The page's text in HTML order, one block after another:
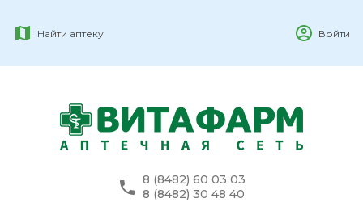
Найти аптеку Войти
8 (8482) 60 03 03
8 (8482) 30 48 40